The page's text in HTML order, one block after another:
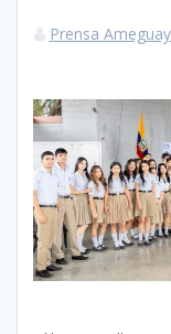
Prensa